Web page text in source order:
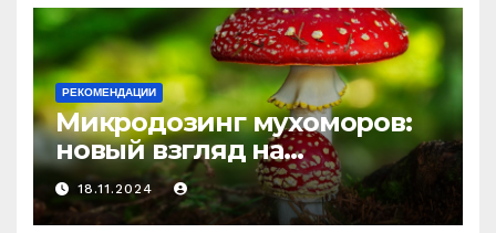
РЕКОМЕНДАЦИИ
Микродозинг мухоморов:
новый взгляд на
психоделику
18.11.2024